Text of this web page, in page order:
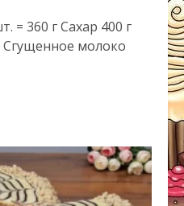
= 360 г Сахар 400 г
Сгущенное молоко